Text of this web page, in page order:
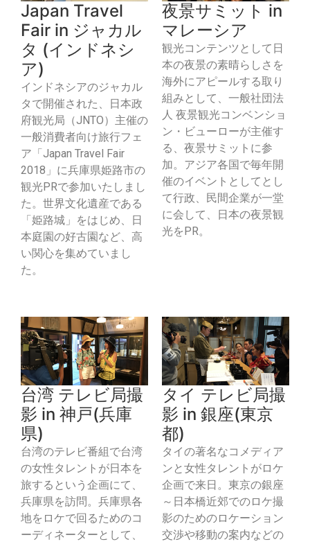
Japan Travel
Fair in ジャカル
タ (インドネシ
ア)
インドネシアのジャカル
タで開催された、日本政
府観光局（JNTO）主催の
一般消費者向け旅行フェ
ア「Japan Travel Fair
2018」に兵庫県姫路市の
観光PRで参加いたしまし
た。世界文化遺産である
「姫路城」をはじめ、日
本庭園の好古園など、高
い関心を集めていまし
た。
夜景サミット in
マレーシア
観光コンテンツとして日
本の夜景の素晴らしさを
海外にアピールする取り
組みとして、一般社団法
人 夜景観光コンベンショ
ン・ビューローが主催す
る、夜景サミットに参
加。アジア各国で毎年開
催のイベントとしてとし
て行政、民間企業が一堂
に会して、日本の夜景観
光をPR。
台湾 テレビ局撮
影 in 神戸(兵庫
県)
台湾のテレビ番組で台湾
の女性タレントが日本を
旅するという企画にて、
兵庫県を訪問。兵庫県各
地をロケで回るためのコ
ーディネーターとして、
タイ テレビ局撮
影 in 銀座(東京
都)
タイの著名なコメディア
ンと女性タレントがロケ
企画で来日。東京の銀座
～日本橋近郊でのロケ撮
影のためのロケーション
交渉や移動の案内などの